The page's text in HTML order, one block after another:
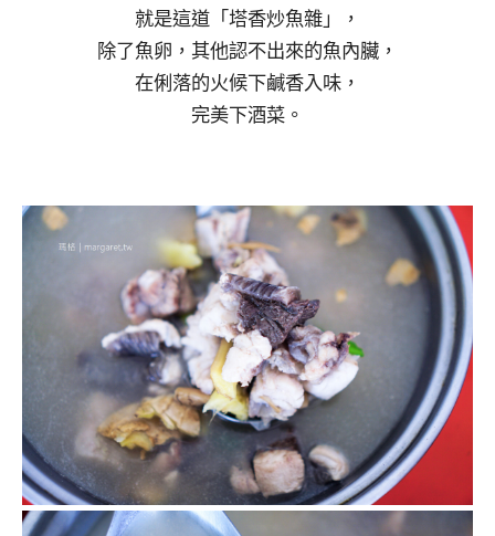
就是這道「塔香炒魚雜」，
除了魚卵，其他認不出來的魚內臟，
在俐落的火候下鹹香入味，
完美下酒菜。